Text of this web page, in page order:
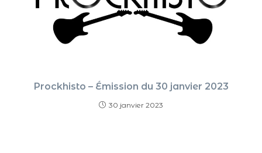
Prockhisto – Émission du 30 janvier 2023
30 janvier 2023